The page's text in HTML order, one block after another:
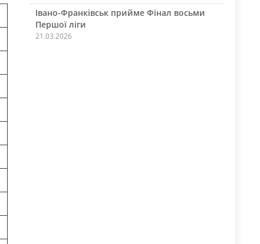
Івано-Франківськ прийме Фінал восьми
Першої ліги
21.03.2026